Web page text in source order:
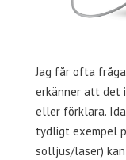
Jag får ofta
erkänner att det
eller förklara.
tydligt exempel
solljus/laser)